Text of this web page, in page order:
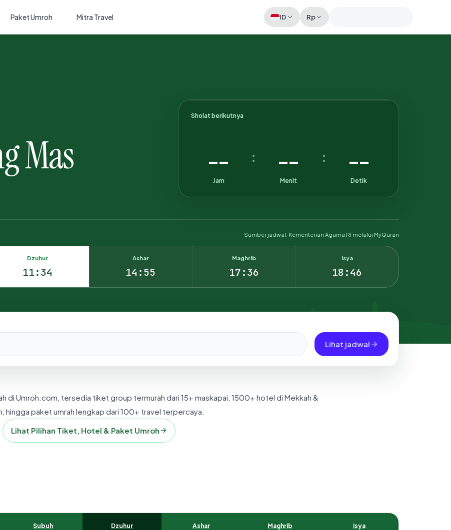
Paket Umroh Mitra Travel ID Rp
Memeriksa sesi akun
Mas
Sholat berikutnya
--
Jam
: --
Menit
: --
Detik
Sumber jadwal: Kementerian Agama RI melalui MyQuran
Dzuhur
11:34
Ashar
14:55
Maghrib
17:36
Isya
18:46
Lihat jadwal
di Umroh.com, tersedia tiket group termurah dari 15+ maskapai, 1500+ hotel di Mekkah &
hingga paket umrah lengkap dari 100+ travel terpercaya.
Lihat Pilihan Tiket, Hotel & Paket Umroh
Subuh Dzuhur Ashar Maghrib Isya